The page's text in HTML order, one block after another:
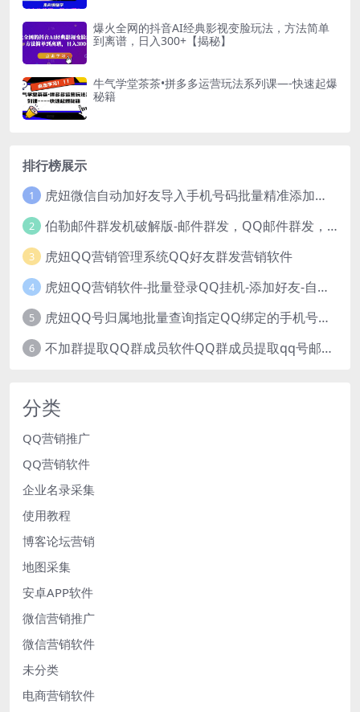
爆火全网的抖音AI经典影视变脸玩法，方法简单
到离谱，日入300+【揭秘】
牛气学堂茶茶•拼多多运营玩法系列课—-快速起爆
秘籍
排行榜展示
1 虎妞微信自动加好友导入手机号码批量精准添加客户售营销软件微商工具
2 伯勒邮件群发机破解版-邮件群发，QQ邮件群发，邮件群发软件，伯乐邮件群发工具，邮件群发器
3 虎妞QQ营销管理系统QQ好友群发营销软件
4 虎妞QQ营销软件-批量登录QQ挂机-添加好友-自动加群-群发消息-临时会话
5 虎妞QQ号归属地批量查询指定QQ绑定的手机号软件
6 不加群提取QQ群成员软件QQ群成员提取qq号邮箱软件
分类
QQ营销推广
QQ营销软件
企业名录采集
使用教程
博客论坛营销
地图采集
安卓APP软件
微信营销推广
微信营销软件
未分类
电商营销软件